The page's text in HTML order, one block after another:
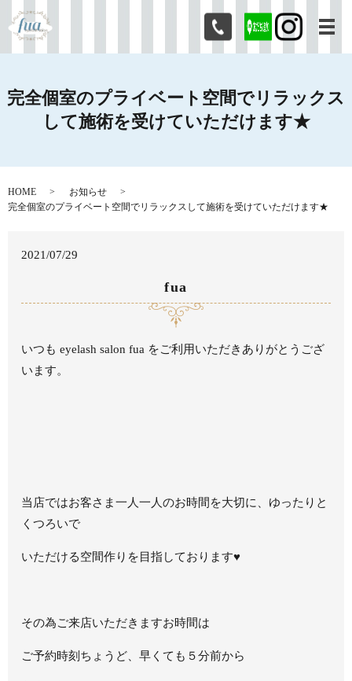
メ
完全個室のプライベート空間でリラックス
して施術を受けていただけます★
HOME
お知らせ
完全個室のプライベート空間でリラックスして施術を受けていただけます★
2021/07/29
fua
いつも eyelash salon fua をご利用いただきありがとうござ
います。
当店ではお客さま一人一人のお時間を大切に、ゆったりと
くつろいで
いただける空間作りを目指しております♥
その為ご来店いただきますお時間は
ご予約時刻ちょうど、早くても５分前から